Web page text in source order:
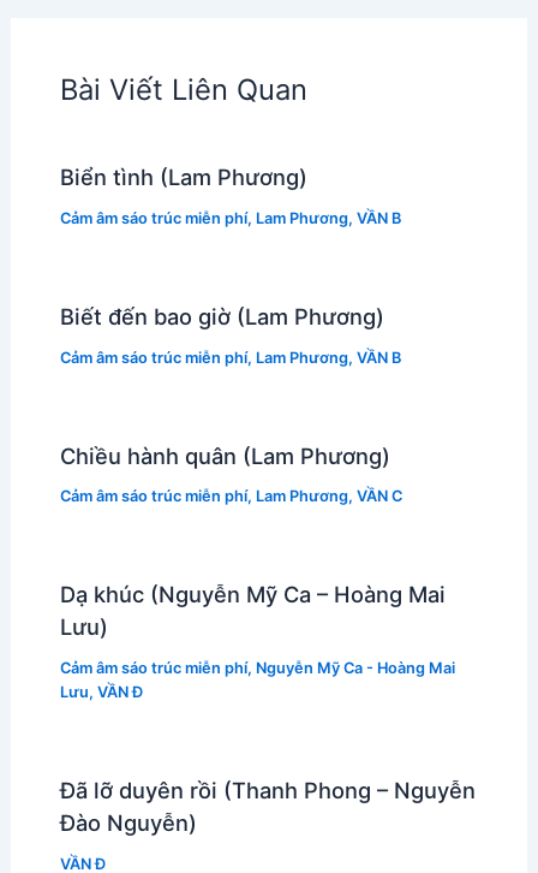
Bài Viết Liên Quan
Biển tình (Lam Phương)
Cảm âm sáo trúc miễn phí, Lam Phương, VẦN B
Biết đến bao giờ (Lam Phương)
Cảm âm sáo trúc miễn phí, Lam Phương, VẦN B
Chiều hành quân (Lam Phương)
Cảm âm sáo trúc miễn phí, Lam Phương, VẦN C
Dạ khúc (Nguyễn Mỹ Ca – Hoàng Mai
Lưu)
Cảm âm sáo trúc miễn phí, Nguyễn Mỹ Ca - Hoàng Mai
Lưu, VẦN Đ
Đã lỡ duyên rồi (Thanh Phong – Nguyễn
Đào Nguyễn)
VẦN Đ